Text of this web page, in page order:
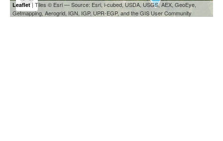
Leaflet| Tiles © Esri — Source: Esri, i-cubed, USDA, USGS, AEX, GeoEye,
Getmapping, Aerogrid, IGN, IGP, UPR-EGP, and the GIS User Community